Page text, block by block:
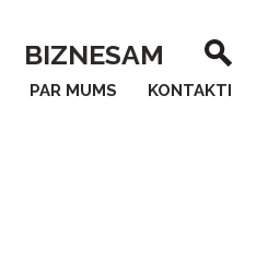
BIZNESAM
PAR MUMS KONTAKTI